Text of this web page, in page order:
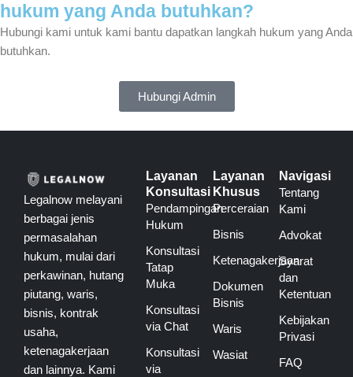
hukum yang Anda butuhkan?
Hubungi kami untuk kami bantu dapatkan langkah hukum yang Anda
butuhkan.
Hubungi Admin
Legalnow melayani
berbagai jenis
permasalahan
hukum, mulai dari
perkawinan, hutang
piutang, waris,
bisnis, kontrak
usaha,
ketenagakerjaan
dan lainnya. Kami
Layanan
Konsultasi
Pendampingan
Hukum
Konsultasi
Tatap
Muka
Konsultasi
via Chat
Konsultasi
via
Layanan
Khusus
Perceraian
Bisnis
Ketenagakerjaan
Dokumen
Bisnis
Waris
Wasiat
Navigasi
Tentang
Kami
Advokat
Syarat
dan
Ketentuan
Kebijakan
Privasi
FAQ